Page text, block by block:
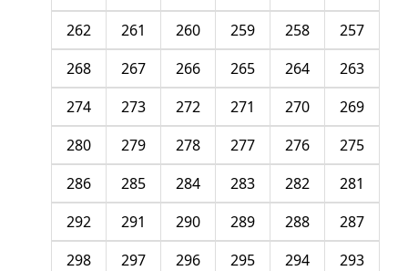
257
258
259
260
261
262
263
264
265
266
267
268
269
270
271
272
273
274
275
276
277
278
279
280
281
282
283
284
285
286
287
288
289
290
291
292
293
294
295
296
297
298